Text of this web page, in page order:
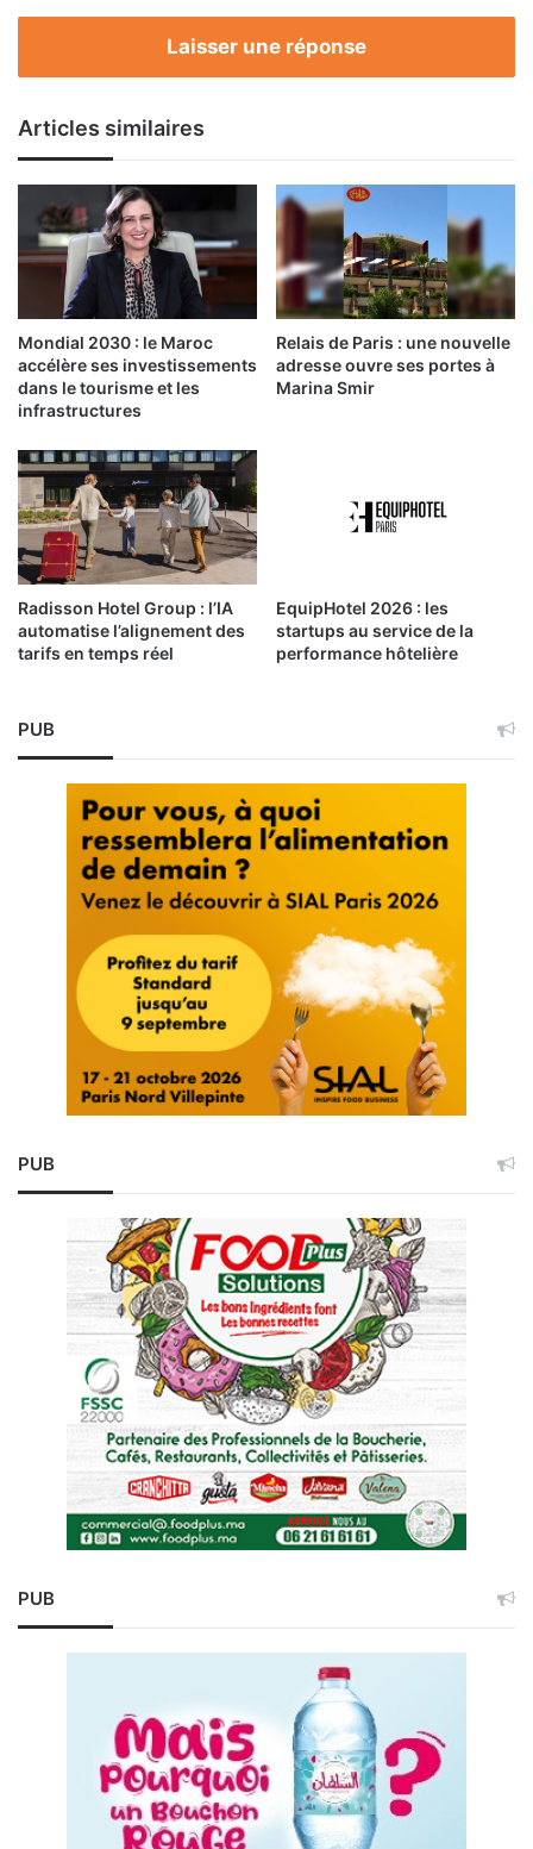
manières
Laisser une réponse
Articles similaires
Mondial 2030 : le Maroc
accélère ses investissements
dans le tourisme et les
infrastructures
Relais de Paris : une nouvelle
adresse ouvre ses portes à
Marina Smir
Radisson Hotel Group : l’IA
automatise l’alignement des
tarifs en temps réel
EquipHotel 2026 : les
startups au service de la
performance hôtelière
PUB
PUB
PUB